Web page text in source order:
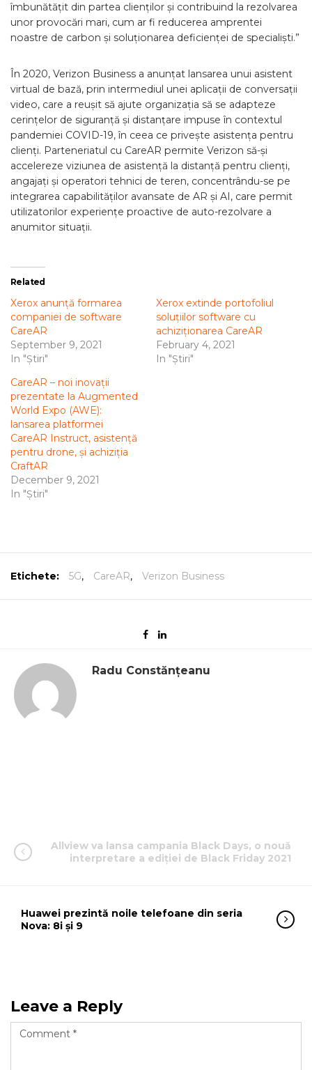
îmbunătățit din partea clienților și contribuind la rezolvarea
unor provocări mari, cum ar fi reducerea amprentei
noastre de carbon și soluționarea deficienței de specialiști.”
În 2020, Verizon Business a anunțat lansarea unui asistent
virtual de bază, prin intermediul unei aplicații de conversații
video, care a reușit să ajute organizația să se adapteze
cerințelor de siguranță și distanțare impuse în contextul
pandemiei COVID-19, în ceea ce privește asistența pentru
clienți. Parteneriatul cu CareAR permite Verizon să-și
accelereze viziunea de asistență la distanță pentru clienți,
angajați și operatori tehnici de teren, concentrându-se pe
integrarea capabilităților avansate de AR și AI, care permit
utilizatorilor experiențe proactive de auto-rezolvare a
anumitor situații.
Related
Xerox anunță formarea
companiei de software
CareAR
September 9, 2021
In "Știri"
Xerox extinde portofoliul
soluțiilor software cu
achiziționarea CareAR
February 4, 2021
In "Știri"
CareAR – noi inovații
prezentate la Augmented
World Expo (AWE):
lansarea platformei
CareAR Instruct, asistență
pentru drone, și achiziția
CraftAR
December 9, 2021
In "Știri"
Etichete: 5G, CareAR, Verizon Business
Radu Constănțeanu
Allview va lansa campania Black Days, o nouă
interpretare a ediției de Black Friday 2021
Huawei prezintă noile telefoane din seria
Nova: 8i și 9
Leave a Reply